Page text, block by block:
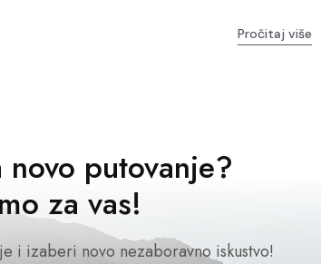
Pročitaj više
novo putovanje?
za vas!
i izaberi novo nezaboravno iskustvo!